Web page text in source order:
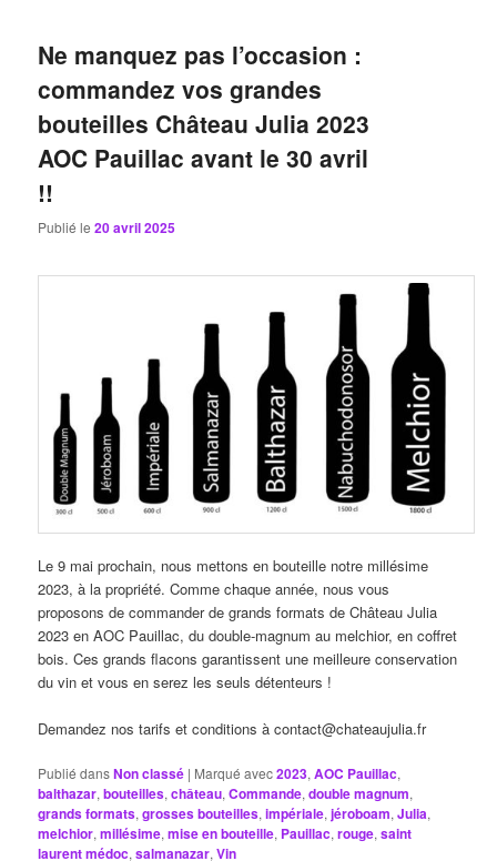
Ne manquez pas l’occasion :
commandez vos grandes
bouteilles Château Julia 2023
AOC Pauillac avant le 30 avril
!!
Publié le20 avril 2025
Le 9 mai prochain, nous mettons en bouteille notre millésime
2023, à la propriété. Comme chaque année, nous vous
proposons de commander de grands formats de Château Julia
2023 en AOC Pauillac, du double-magnum au melchior, en coffret
bois. Ces grands flacons garantissent une meilleure conservation
du vin et vous en serez les seuls détenteurs !
Demandez nos tarifs et conditions à contact@chateaujulia.fr
Publié dansNon classé | Marqué avec2023,AOC Pauillac,
balthazar,bouteilles,château,Commande,double magnum,
grands formats,grosses bouteilles,impériale,jéroboam,Julia,
melchior,millésime,mise en bouteille, Pauillac,rouge,saint
laurent médoc,salmanazar,Vin